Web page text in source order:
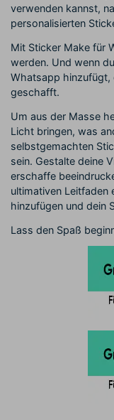
verwenden kannst,
personalisierten
Mit Sticker Make für
werden. Und wenn
Whatsapp
geschafft.
Um aus der Masse
Licht bringen, was
selbstgemachten
sein. Gestalte deine
erschaffe
ultimativen Leitfaden
hinzufügen und dein
Lass den Spaß